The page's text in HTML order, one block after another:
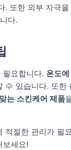
. 또한 외부 자극
다.
요합니다. 온도
수 있습니다. 또한
는 스킨케어 제품
적절한 관리가 필
보세요!